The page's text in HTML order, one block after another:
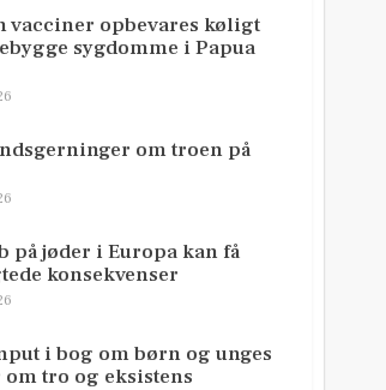
vacciner opbevares køligt
sygdomme i Papua
om troen på
på jøder i Europa kan få
konsekvenser
i bog om børn og unges
om tro og eksistens